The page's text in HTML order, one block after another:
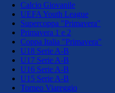
Calcio Giovanile
UEFA Youth League
Supercoppa "Primavera"
Primavera 1 e 2
Coppa Italia "Primavera"
U18 Serie A-B
U17 Serie A-B
U16 Serie A-B
U15 Serie A-B
Torneo Viareggio